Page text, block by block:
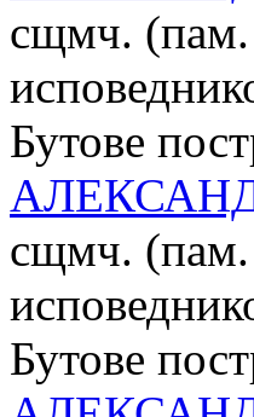
сщмч. (пам.
Бутове
сщмч. (пам.
Бутове